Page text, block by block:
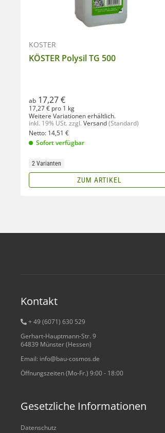
KÖSTER
KÖSTER Polysil TG 500
ab 17,27 €
17,27 € pro 1 kg
Weitere Variationen erhältlich.
inkl. 19% USt. zzgl. Versand(Standard)
Netto: 14,51 €
Sofort verfügbar
2 Varianten
ZUM ARTIKEL
Kontakt
+ 49 (6071) 630 529
Gerhart-Hauptmann-Str. 9
64839 Münster (Hessen)
Email: info@bau-cosmos.de
Öffnungszeiten (Mo-Fr.) 9:00 - 18:00
Gesetzliche Informationen
Datenschutz